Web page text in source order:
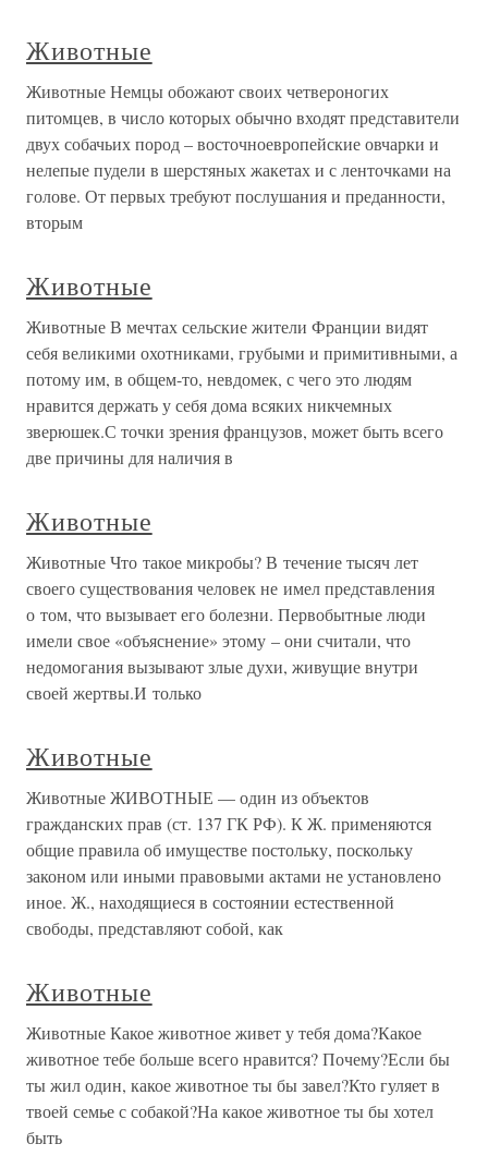
Животные
Животные Немцы обожают своих четвероногих
питомцев, в число которых обычно входят представители
двух собачьих пород – восточноевропейские овчарки и
нелепые пудели в шерстяных жакетах и с ленточками на
голове. От первых требуют послушания и преданности,
вторым
Животные
Животные В мечтах сельские жители Франции видят
себя великими охотниками, грубыми и примитивными, а
потому им, в общем-то, невдомек, с чего это людям
нравится держать у себя дома всяких никчемных
зверюшек.С точки зрения французов, может быть всего
две причины для наличия в
Животные
Животные Что такое микробы? В течение тысяч лет
своего существования человек не имел представления
о том, что вызывает его болезни. Первобытные люди
имели свое «объяснение» этому – они считали, что
недомогания вызывают злые духи, живущие внутри
своей жертвы.И только
Животные
Животные ЖИВОТНЫЕ — один из объектов
гражданских прав (ст. 137 ГК РФ). К Ж. применяются
общие правила об имуществе постольку, поскольку
законом или иными правовыми актами не установлено
иное. Ж., находящиеся в состоянии естественной
свободы, представляют собой, как
Животные
Животные Какое животное живет у тебя дома?Какое
животное тебе больше всего нравится? Почему?Если бы
ты жил один, какое животное ты бы завел?Кто гуляет в
твоей семье с собакой?На какое животное ты бы хотел
быть